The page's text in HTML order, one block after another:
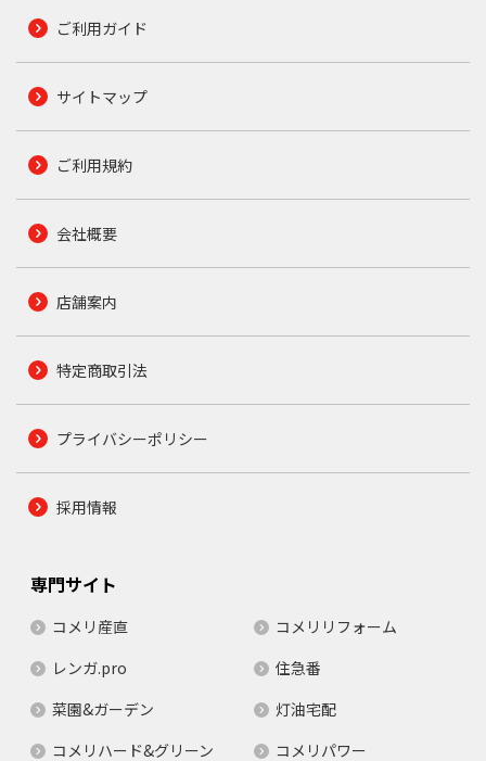
ご利用ガイド
サイトマップ
ご利用規約
会社概要
店舗案内
特定商取引法
プライバシーポリシー
採用情報
専門サイト
コメリ産直
コメリリフォーム
レンガ.pro
住急番
菜園&ガーデン
灯油宅配
コメリハード&グリーン
コメリパワー